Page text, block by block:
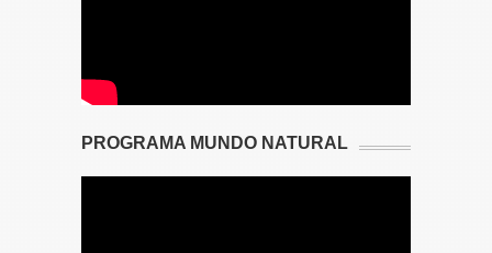
PROGRAMA MUNDO NATURAL